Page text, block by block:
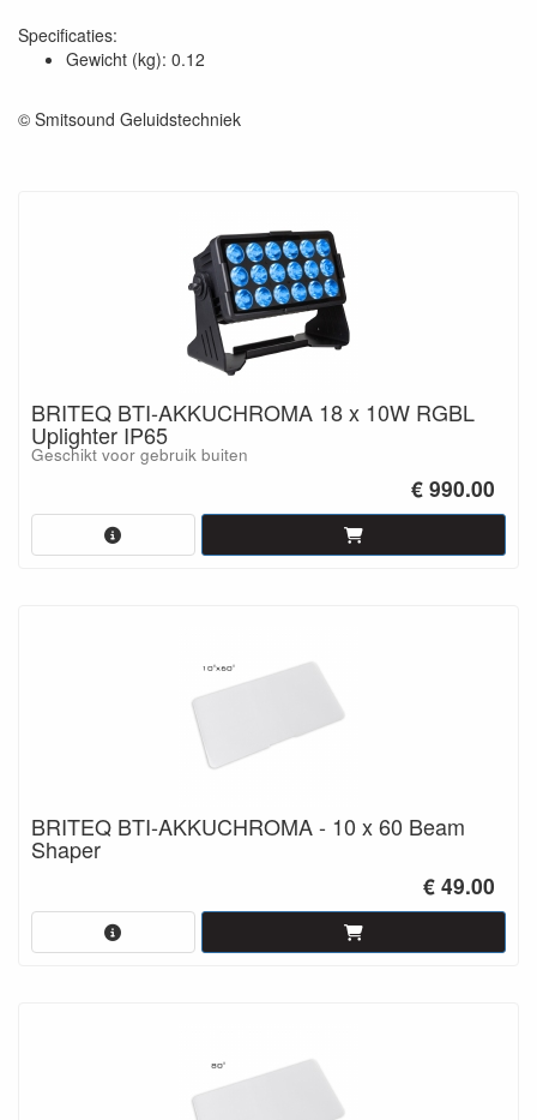
Specificaties:
Gewicht (kg): 0.12
© Smitsound Geluidstechniek
BRITEQ BTI-AKKUCHROMA 18 x 10W RGBL
Uplighter IP65
Geschikt voor gebruik buiten
€ 990.00
BRITEQ BTI-AKKUCHROMA - 10 x 60 Beam
Shaper
€ 49.00